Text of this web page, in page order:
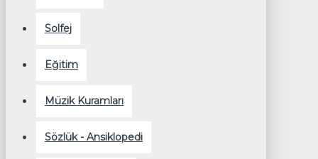
Solfej
Eğitim
Müzik Kuramları
Sözlük - Ansiklopedi